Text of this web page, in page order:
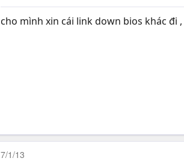
cho mình xin cái link down bios khác đi
7/1/13